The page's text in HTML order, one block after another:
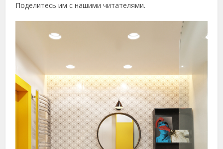
Поделитесь им с нашими читателями.